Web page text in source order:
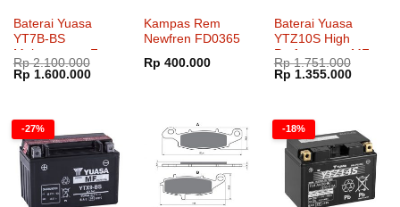
Baterai Yuasa
YT7B-BS
Maintenance Free
Rp2.100.000
Harga
aslinya
Rp 1.600.000Harga
Kampas Rem
Newfren FD0365
Rp 400.000
Baterai Yuasa
YTZ10S High
Performance MF
Rp1.751.000
Harga
aslinya
Rp 1.355.000Harga
-27% -18%